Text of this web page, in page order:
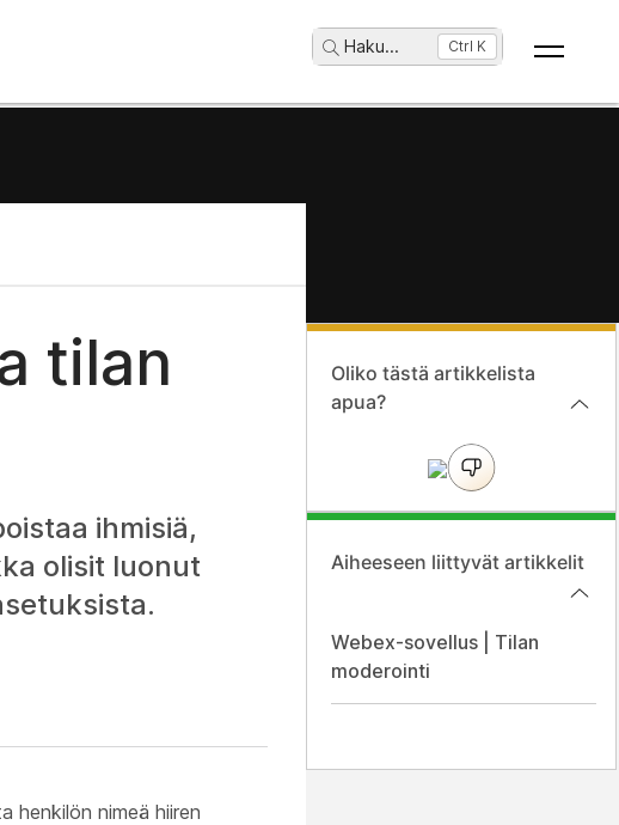
Haku... Ctrl K
tilan
ihmisiä,
olisit luonut
henkilön nimeä hiiren
Oliko tästä artikkelista
apua?
Aiheeseen liittyvät artikkelit
Webex-sovellus | Tilan
moderointi